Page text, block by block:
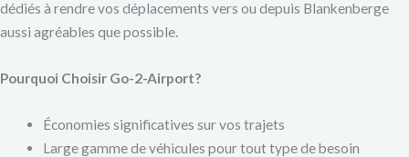
dédiés à rendre vos déplacements vers ou depuis Blankenberge
aussi agréables que possible.
Pourquoi Choisir Go-2-Airport?
Économies significatives sur vos trajets
Large gamme de véhicules pour tout type de besoin